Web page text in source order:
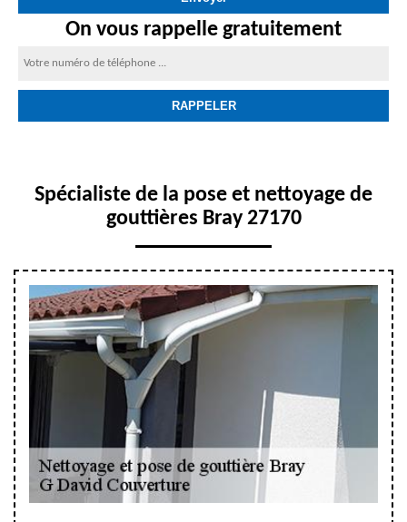
On vous rappelle gratuitement
Spécialiste de la pose et nettoyage de
gouttières Bray 27170